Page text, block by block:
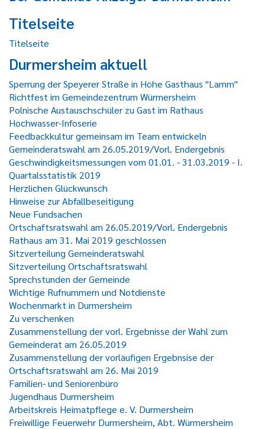
Titelseite
Titelseite
Durmersheim aktuell
Sperrung der Speyerer Straße in Höhe Gasthaus "Lamm"
Richtfest im Gemeindezentrum Würmersheim
Polnische Austauschschüler zu Gast im Rathaus
Hochwasser-Infoserie
Feedbackkultur gemeinsam im Team entwickeln
Gemeinderatswahl am 26.05.2019/Vorl. Endergebnis
Geschwindigkeitsmessungen vom 01.01. - 31.03.2019 - I.
Quartalsstatistik 2019
Herzlichen Glückwunsch
Hinweise zur Abfallbeseitigung
Neue Fundsachen
Ortschaftsratswahl am 26.05.2019/Vorl. Endergebnis
Rathaus am 31. Mai 2019 geschlossen
Sitzverteilung Gemeinderatswahl
Sitzverteilung Ortschaftsratswahl
Sprechstunden der Gemeinde
Wichtige Rufnummern und Notdienste
Wochenmarkt in Durmersheim
Zu verschenken
Zusammenstellung der vorl. Ergebnisse der Wahl zum
Gemeinderat am 26.05.2019
Zusammenstellung der vorläufigen Ergebnsise der
Ortschaftsratswahl am 26. Mai 2019
Familien- und Seniorenbüro
Jugendhaus Durmersheim
Arbeitskreis Heimatpflege e. V. Durmersheim
Freiwillige Feuerwehr Durmersheim, Abt. Würmersheim